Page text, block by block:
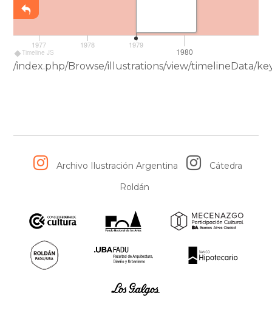
Timeline JS 1980
1977 1978 1979
/index.php/Browse/illustrations/view/timelineData/
Archivo Ilustración Argentina
Cátedra
Roldán